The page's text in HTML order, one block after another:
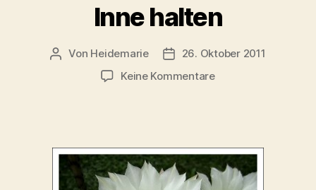
Inne halten
Beitragsautor
Von Heidemarie Veröffentlichungsdatum
26. Oktober 2011
Keine Kommentarezu